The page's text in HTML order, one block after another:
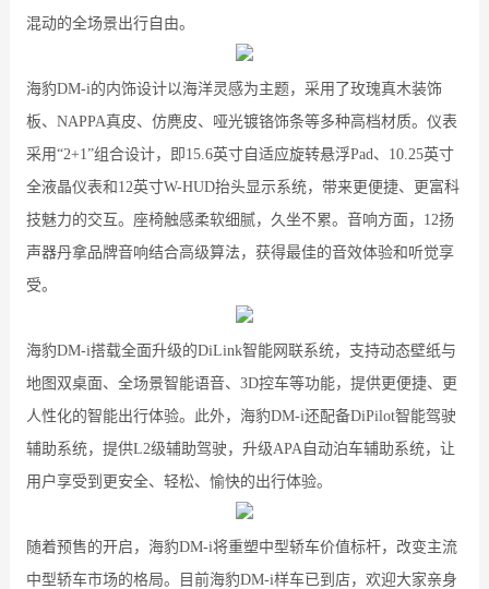
混动的全场景出行自由。
海豹DM-i的内饰设计以海洋灵感为主题，采用了玫瑰真木装饰
板、NAPPA真皮、仿麂皮、哑光镀铬饰条等多种高档材质。仪表
采用“2+1”组合设计，即15.6英寸自适应旋转悬浮Pad、10.25英寸
全液晶仪表和12英寸W-HUD抬头显示系统，带来更便捷、更富科
技魅力的交互。座椅触感柔软细腻，久坐不累。音响方面，12扬
声器丹拿品牌音响结合高级算法，获得最佳的音效体验和听觉享
受。
海豹DM-i搭载全面升级的DiLink智能网联系统，支持动态壁纸与
地图双桌面、全场景智能语音、3D控车等功能，提供更便捷、更
人性化的智能出行体验。此外，海豹DM-i还配备DiPilot智能驾驶
辅助系统，提供L2级辅助驾驶，升级APA自动泊车辅助系统，让
用户享受到更安全、轻松、愉快的出行体验。
随着预售的开启，海豹DM-i将重塑中型轿车价值标杆，改变主流
中型轿车市场的格局。目前海豹DM-i样车已到店，欢迎大家亲身